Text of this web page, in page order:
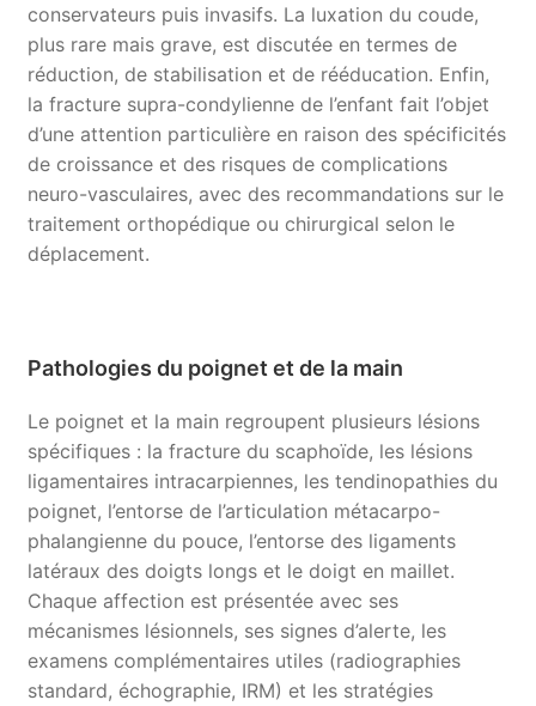
conservateurs puis invasifs. La luxation du coude,
plus rare mais grave, est discutée en termes de
réduction, de stabilisation et de rééducation. Enfin,
la fracture supra-condylienne de l’enfant fait l’objet
d’une attention particulière en raison des spécificités
de croissance et des risques de complications
neuro-vasculaires, avec des recommandations sur le
traitement orthopédique ou chirurgical selon le
déplacement.
Pathologies du poignet et de la main
Le poignet et la main regroupent plusieurs lésions
spécifiques : la fracture du scaphoïde, les lésions
ligamentaires intracarpiennes, les tendinopathies du
poignet, l’entorse de l’articulation métacarpo-
phalangienne du pouce, l’entorse des ligaments
latéraux des doigts longs et le doigt en maillet.
Chaque affection est présentée avec ses
mécanismes lésionnels, ses signes d’alerte, les
examens complémentaires utiles (radiographies
standard, échographie, IRM) et les stratégies